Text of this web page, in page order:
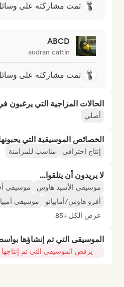
تمت مشاركته على وسائل
ABCD
audran cattin
تمت مشاركته على وسائل
الحالات المزاجية التي يرغبون
أصلي
الخصائص الموسيقية التي
إنتاج احترافي مناسب للمزامنة
لا يريدون أن يتلقوا...
موسيقى الأسيد هاوس موسيقى
أفرو هاوس/أمابيانو
موسيقى
عرض الكل +85
الموسيقى التي تم إنشاؤها
يرفض الموسيقى التي تم